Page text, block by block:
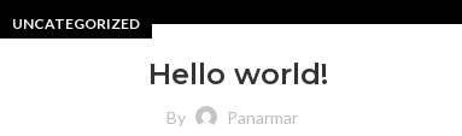
UNCATEGORIZED
Hello world!
By
Panarmar